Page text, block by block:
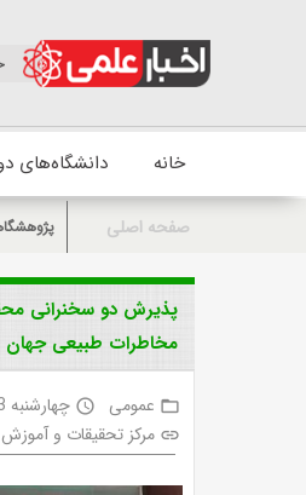
خانه دانشگاه‌های
صفحه اصلی
پذیرش دو سخنرانی
مخاطرات طبیعی جهان
folder_open عمومی access_time چهارشنبه 3 خرداد 1402 ساعت 10:12
link مرکز تحقیقات و